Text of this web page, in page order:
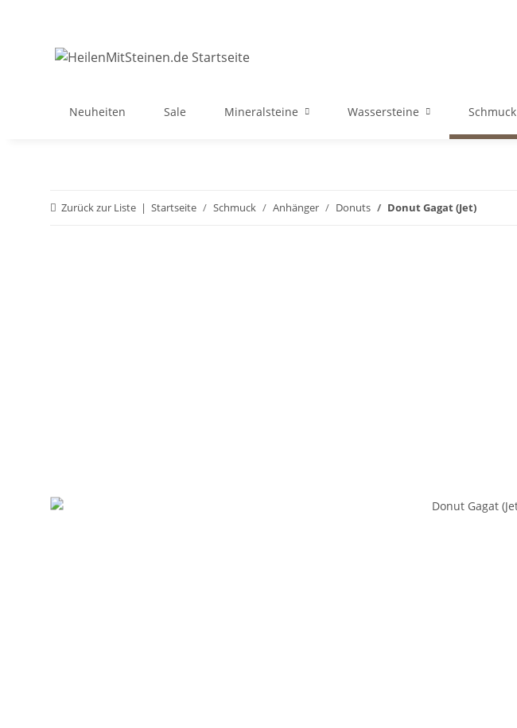
Neuheiten Sale Mineralsteine Wassersteine Schmuck
Zurück zur Liste Startseite Schmuck Anhänger Donuts Donut Gagat (Jet)